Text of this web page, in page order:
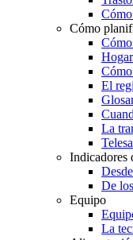
Cómo
El
La
Indicadores
De
Equipo
La